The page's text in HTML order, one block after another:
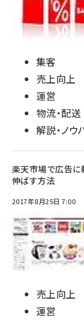
集客
売上向上
運営
物流・配送
解説・ノウ
楽天市場で広告に
伸ばす方法
2017年8月25日 7:00
売上向上
運営